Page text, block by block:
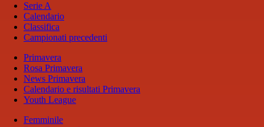
Serie A
Calendario
Classifica
Campionati precedenti
Primavera
Rosa Primavera
News Primavera
Calendario e risultati Primavera
Youth League
Femminile